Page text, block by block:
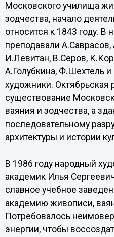
Московского училища
зодчества, начало
относится к 1843 году. В
преподавали
И.Левитан, В.Серов,
А.Голубкина, Ф.Шехтель и
художники. Октябрьская
существование
ваяния и зодчества, а
последовательному
архитектуры и истории
В 1986 году народный
академик Илья
славное учебное
академию живописи,
Потребовалось
энергии, чтобы